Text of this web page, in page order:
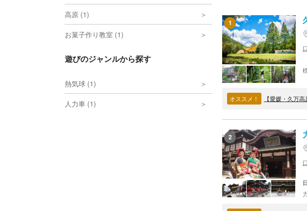
高原 (1)
お菓子作り教室 (1)
遊びのジャンルから探す
熱気球 (1)
人力車 (1)
1
オススメ！ 【愛媛・久万
2